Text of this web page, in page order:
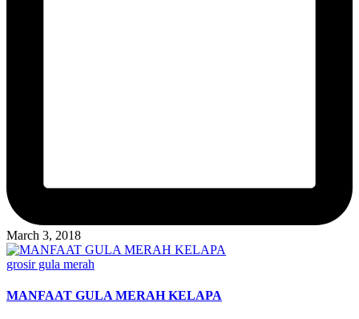
March 3, 2018
Posted
grosir gula merah
MANFAAT GULA MERAH KELAPA